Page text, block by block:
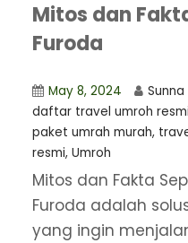
Mitos dan
Furoda
May 8, 2024 Sunna
daftar travel umroh
paket umrah murah,
resmi, Umroh
Mitos dan Fakta
Furoda adalah
yang ingin